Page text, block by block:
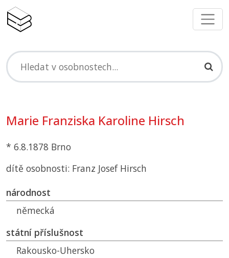
Marie Franziska Karoline Hirsch
* 6.8.1878 Brno
dítě osobnosti: Franz Josef Hirsch
národnost
německá
státní příslušnost
Rakousko-Uhersko